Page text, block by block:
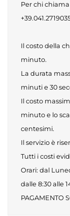
Per chi
Il costo della
minuto.
La durata
minuti e 30
Il costo
minuto e lo
centesimi.
Il servizio è
Tutti i costi
Orari: dal
dalle 8:30 alle
PAGAMENTO